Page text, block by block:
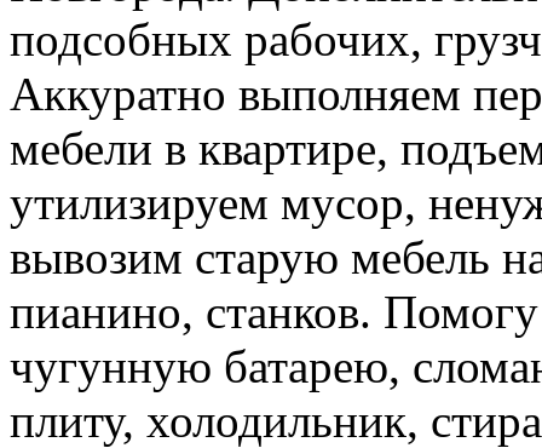
подсобных рабочих,
Аккуратно выполняем
мебели в квартире,
утилизируем мусор,
вывозим старую мебель
пианино, станков.
чугунную батарею,
плиту, холодильник,